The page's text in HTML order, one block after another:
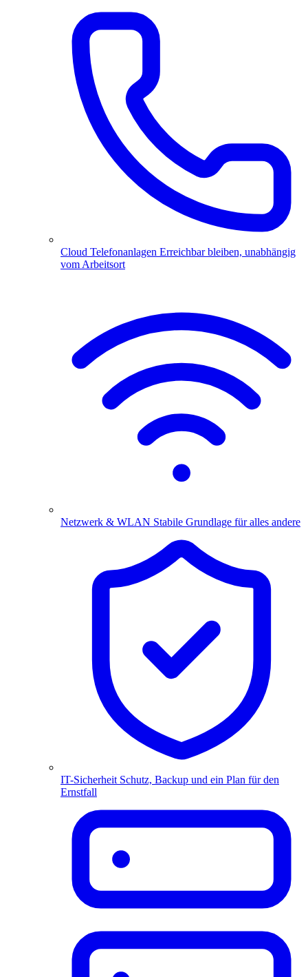
Cloud Telefonanlagen Erreichbar bleiben, unabhängig
vom Arbeitsort
Netzwerk & WLAN Stabile Grundlage für alles andere
IT-Sicherheit Schutz, Backup und ein Plan für den
Ernstfall